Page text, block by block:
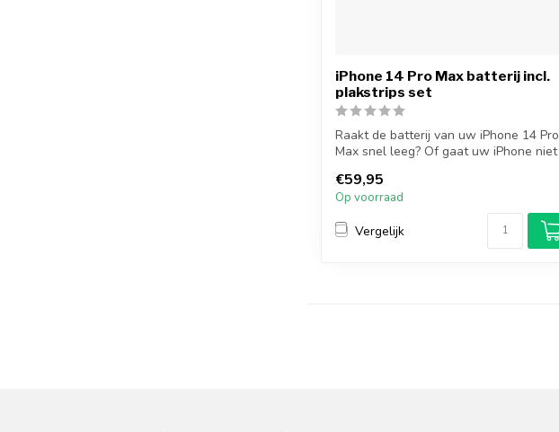
iPhone 14 Pro Max batterij incl.
plakstrips set
Raakt de batterij van uw iPhone 14 Pro
Max snel leeg? Of gaat uw iPhone niet
€59,95
Op voorraad
Vergelijk